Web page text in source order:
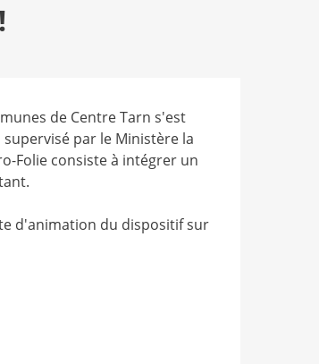
de Centre Tarn s'est
par le Ministère la
Folie consiste à intégrer un
d'animation du dispositif sur